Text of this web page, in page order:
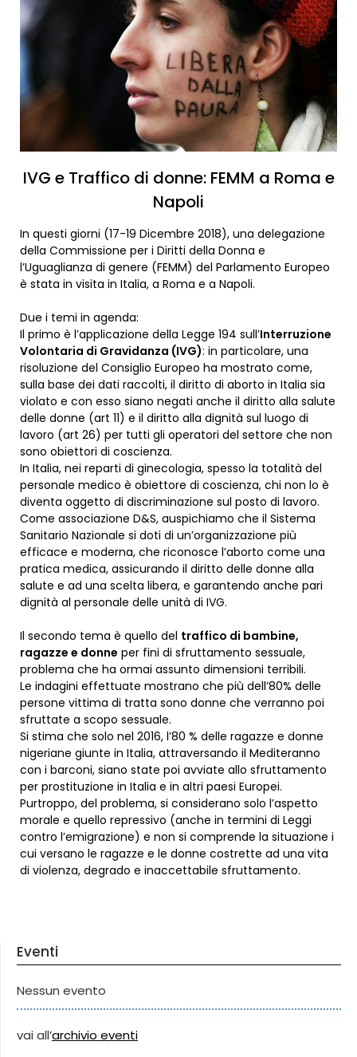
IVG e Traffico di donne: FEMM a Roma e
Napoli
In questi giorni (17-19 Dicembre 2018), una delegazione
della Commissione per i Diritti della Donna e
l’Uguaglianza di genere (FEMM) del Parlamento Europeo
è stata in visita in Italia, a Roma e a Napoli.
Due i temi in agenda:
Il primo è l’applicazione della Legge 194 sull’Interruzione
Volontaria di Gravidanza (IVG): in particolare, una
risoluzione del Consiglio Europeo ha mostrato come,
sulla base dei dati raccolti, il diritto di aborto in Italia sia
violato e con esso siano negati anche il diritto alla salute
delle donne (art 11) e il diritto alla dignità sul luogo di
lavoro (art 26) per tutti gli operatori del settore che non
sono obiettori di coscienza.
In Italia, nei reparti di ginecologia, spesso la totalità del
personale medico è obiettore di coscienza, chi non lo è
diventa oggetto di discriminazione sul posto di lavoro.
Come associazione D&S, auspichiamo che il Sistema
Sanitario Nazionale si doti di un’organizzazione più
efficace e moderna, che riconosce l’aborto come una
pratica medica, assicurando il diritto delle donne alla
salute e ad una scelta libera, e garantendo anche pari
dignità al personale delle unità di IVG.
Il secondo tema è quello del traffico di bambine,
ragazze e donne per fini di sfruttamento sessuale,
problema che ha ormai assunto dimensioni terribili.
Le indagini effettuate mostrano che più dell’80% delle
persone vittima di tratta sono donne che verranno poi
sfruttate a scopo sessuale.
Si stima che solo nel 2016, l’80 % delle ragazze e donne
nigeriane giunte in Italia, attraversando il Mediteranno
con i barconi, siano state poi avviate allo sfruttamento
per prostituzione in Italia e in altri paesi Europei.
Purtroppo, del problema, si considerano solo l’aspetto
morale e quello repressivo (anche in termini di Leggi
contro l’emigrazione) e non si comprende la situazione i
cui versano le ragazze e le donne costrette ad una vita
di violenza, degrado e inaccettabile sfruttamento.
Eventi
Nessun evento
vai all’archivio eventi